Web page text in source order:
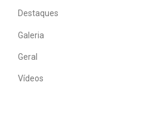
Destaques
Galeria
Geral
Vídeos